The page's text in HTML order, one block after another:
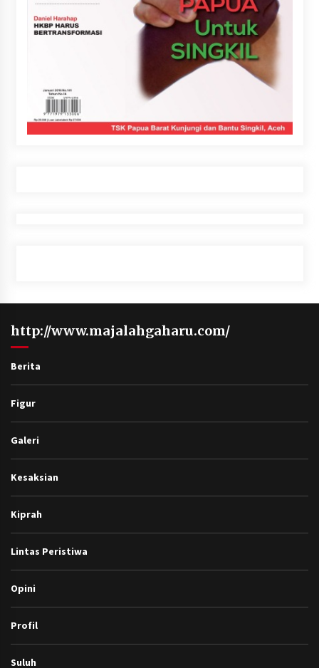
http://www.majalahgaharu.com/
Berita
Figur
Galeri
Kesaksian
Kiprah
Lintas Peristiwa
Opini
Profil
Suluh